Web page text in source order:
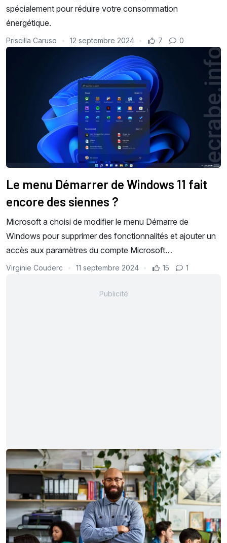
spécialement pour réduire votre consommation
énergétique.
Priscilla Caruso 12 septembre 2024 7 0
Le menu Démarrer de Windows 11 fait
encore des siennes ?
Microsoft a choisi de modifier le menu Démarre de
Windows pour supprimer des fonctionnalités et ajouter un
accès aux paramètres du compte Microsoft…
Virginie Couderc 11 septembre 2024 15 1